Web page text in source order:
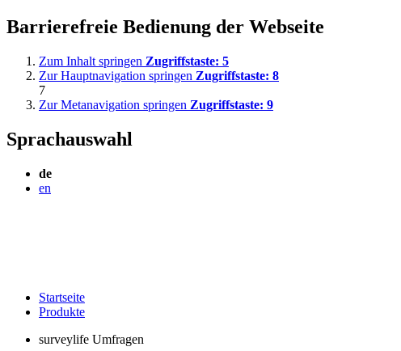
Barrierefreie Bedienung der Webseite
Zum Inhalt springen Zugriffstaste: 5
Zur Hauptnavigation springen Zugriffstaste: 8
7
Zur Metanavigation springen Zugriffstaste: 9
Sprachauswahl
de
en
Startseite
Produkte
surveylife Umfragen